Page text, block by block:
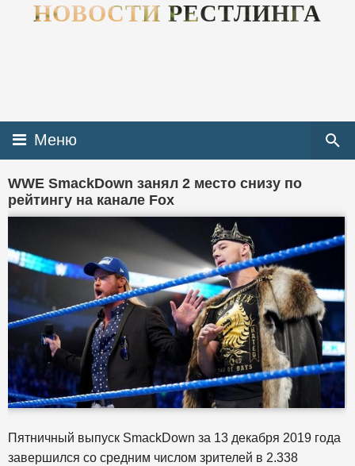
НОВОСТИ РЕСТЛИНГА
Меню
WWE SmackDown занял 2 место снизу по
рейтингу на канале Fox
Пятничный выпуск SmackDown за 13 декабря 2019 года
завершился со средним числом зрителей в 2.338